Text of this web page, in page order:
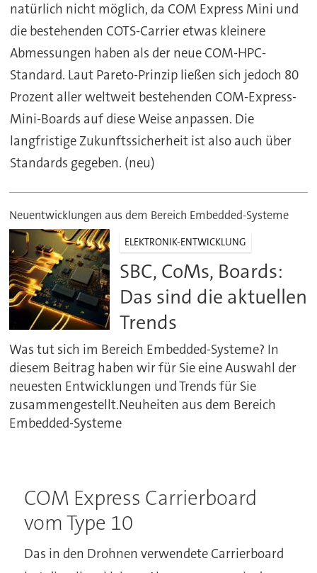
natürlich nicht möglich, da COM Express Mini und
die bestehenden COTS-Carrier etwas kleinere
Abmessungen haben als der neue COM-HPC-
Standard. Laut Pareto-Prinzip ließen sich jedoch 80
Prozent aller weltweit bestehenden COM-Express-
Mini-Boards auf diese Weise anpassen. Die
langfristige Zukunftssicherheit ist also auch über
Standards gegeben. (neu)
Neuentwicklungen aus dem Bereich Embedded-Systeme
ELEKTRONIK-ENTWICKLUNG
SBC, CoMs, Boards:
Das sind die aktuellen
Trends
Was tut sich im Bereich Embedded-Systeme? In
diesem Beitrag haben wir für Sie eine Auswahl der
neuesten Entwicklungen und Trends für Sie
zusammengestellt.Neuheiten aus dem Bereich
Embedded-Systeme
COM Express Carrierboard
vom Type 10
Das in den Drohnen verwendete Carrierboard